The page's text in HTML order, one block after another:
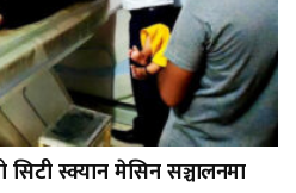
स्क्यान मेसिन सञ्चालनमा